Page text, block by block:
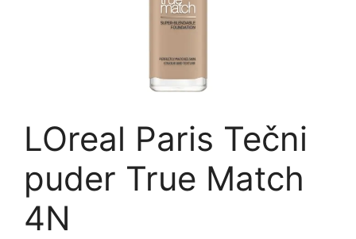
LOreal Paris Tečni
puder True Match
4N